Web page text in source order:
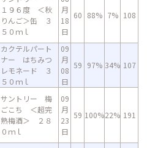
１９６度 ＜秋
りんご＞缶 ３
５０ｍｌ
月
18
日
60 88% 7% 108
カクテルパート
ナー はちみつ
レモネード ３
５０ｍｌ
09
月
08
日
59 97% 34% 107
サントリー 梅
ごこち ＜超完
熟梅酒＞ ２８
０ｍｌ
09
月
23
日
59 100%22% 191